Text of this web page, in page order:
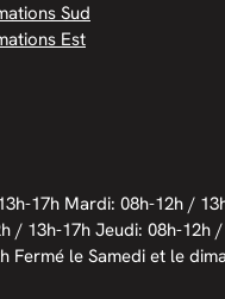
Sud
Est
17h Mardi: 08h-12h /
/ 13h-17hJeudi: 08h-12h
Fermé le Samedi et le